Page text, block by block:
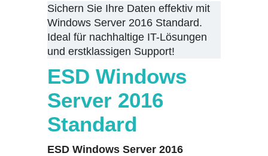
Sichern Sie Ihre Daten effektiv mit
Windows Server 2016 Standard.
Ideal für nachhaltige IT-Lösungen
und erstklassigen Support!
ESD Windows
Server 2016
Standard
ESD Windows Server 2016